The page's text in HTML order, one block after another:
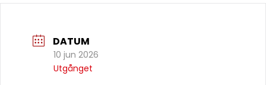
DATUM
10 jun 2026
Utgånget